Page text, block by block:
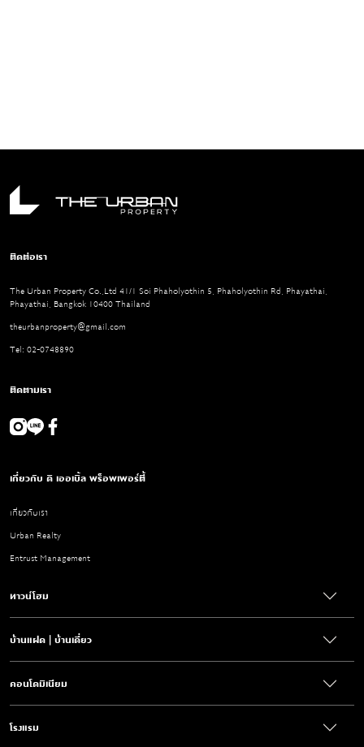
ติดต่อเรา
The Urban Property Co.,Ltd 41/1 Soi Phaholyothin 5, Phaholyothin Rd, Phayathai,
Phayathai, Bangkok 10400 Thailand
theurbanproperty@gmail.com
Tel: 02-0748890
ติดตามเรา
เกี่ยวกับ ดิ เออเบิ้ล พร็อพเพอร์ตี้
เกี่ยวกับเรา
Urban Realty
Entrust Management
ทาวน์โฮม
บ้านแฝด | บ้านเดี่ยว
คอนโดมิเนียม
โรงแรม